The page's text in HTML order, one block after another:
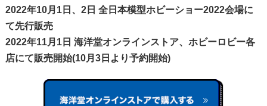
2022年10月1日、2日 全日本模型ホビーショー2022会場に
て先行販売
2022年11月1日 海洋堂オンラインストア、ホビーロビー各
店にて販売開始(10月3日より予約開始)